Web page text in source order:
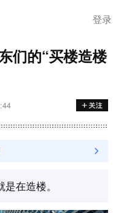
登录
们的“买楼造楼
在造楼。